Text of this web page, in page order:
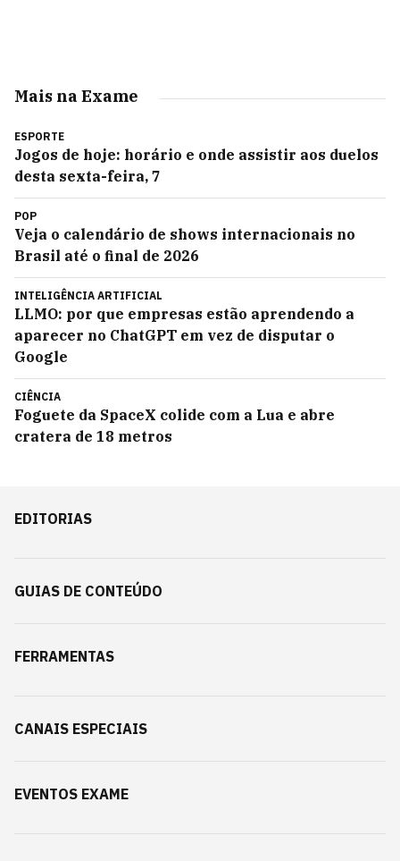
Mais na Exame
ESPORTE
Jogos de hoje: horário e onde assistir aos duelos
desta sexta-feira, 7
POP
Veja o calendário de shows internacionais no
Brasil até o final de 2026
INTELIGÊNCIA ARTIFICIAL
LLMO: por que empresas estão aprendendo a
aparecer no ChatGPT em vez de disputar o
Google
CIÊNCIA
Foguete da SpaceX colide com a Lua e abre
cratera de 18 metros
EDITORIAS
GUIAS DE CONTEÚDO
FERRAMENTAS
CANAIS ESPECIAIS
EVENTOS EXAME